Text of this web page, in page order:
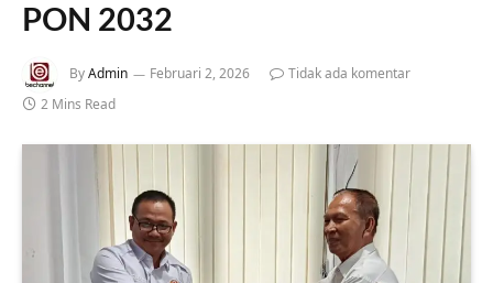
PON 2032
ByAdmin Februari 2, 2026
Tidak ada komentar
2 Mins Read